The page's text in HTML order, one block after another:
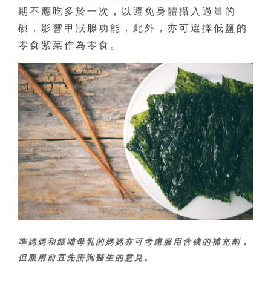
期不應吃多於一次，以避免身體攝入過量的
碘，影響甲狀腺功能，此外，亦可選擇低鹽的
零食紫菜作為零食。
準媽媽和餵哺母乳的媽媽亦可考慮服用含碘的補充劑，
但服用前宜先諮詢醫生的意見。